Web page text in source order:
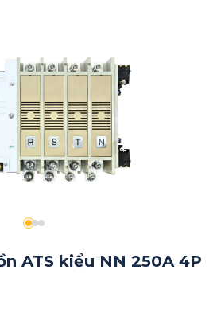
ATS kiểu NN 250A 4P